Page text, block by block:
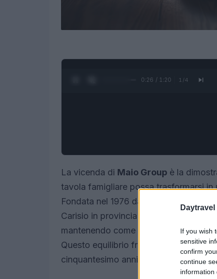
Daytravel
If you wish
sensitive
confirm
continue
information
0:27 / 1:20 1 /4
La vicenda di Maio Group è la
tavola famigliare possa trasformarsi
Fondata nel 1976 da
Carisio in provincia di Vercelli,
mantenendo come bussola la
Questo equilibrio fra radici e
cinquantesimo anniversario celebrato